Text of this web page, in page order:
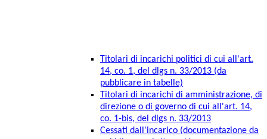
Titolari di incarichi politici di cui all'art.
14, co. 1, del dlgs n. 33/2013 (da
pubblicare in tabelle)
Titolari di incarichi di amministrazione, di
direzione o di governo di cui all'art. 14,
co. 1-bis, del dlgs n. 33/2013
Cessati dall'incarico (documentazione da